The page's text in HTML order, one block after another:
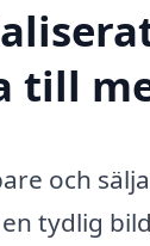
till
och
tydlig